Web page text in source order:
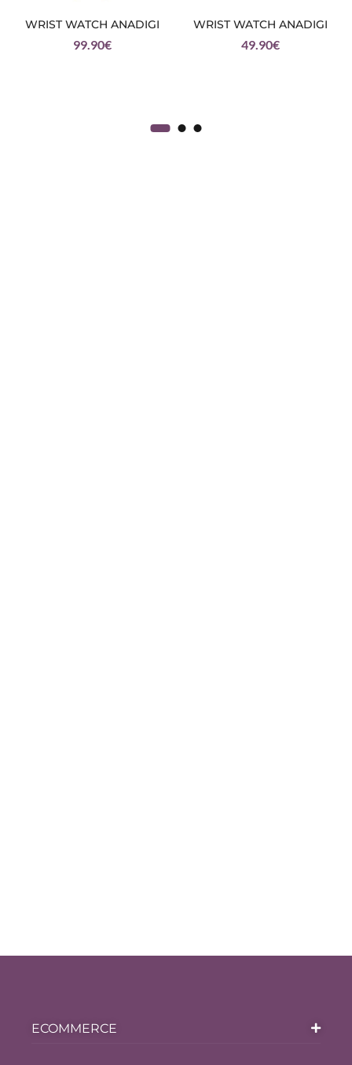
WRIST WATCH ANADIGI
99.90€
WRIST WATCH ANADIGI
49.90€
ECOMMERCE